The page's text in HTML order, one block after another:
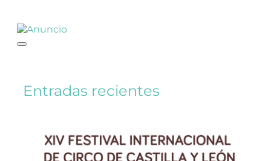
Entradas recientes